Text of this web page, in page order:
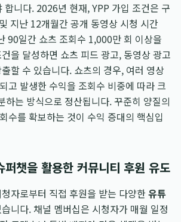
합니다. 2026년 현재, YPP 가입 조건은 구
지난 12개월간 공개 동영상 시청 시간
90일간 쇼츠 조회수 1,000만 회 이상을
을 달성하면 쇼츠 피드 광고, 동영상 광고
할 수 있습니다. 쇼츠의 경우, 여러 영상
고 발생한 수익을 조회수 비중에 따라 크
하는 방식으로 정산됩니다. 꾸준히 양질의
수를 확보하는 것이 수익 증대의 핵심입
퍼챗을 활용한 커뮤니티 후원 유도
자로부터 직접 후원을 받는 다양한유튜
니다. 채널 멤버십은 시청자가 매월 일정